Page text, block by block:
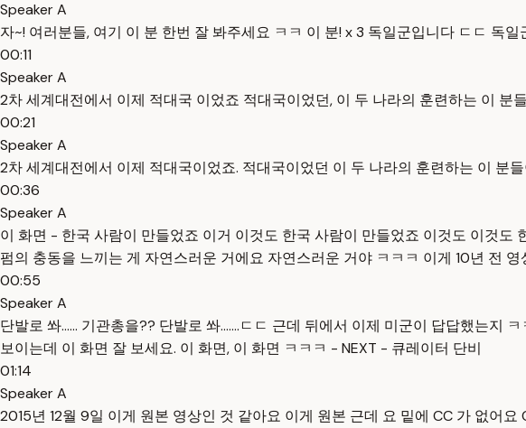
Speaker A
자~! 여러분들, 여기 이 분 한번 잘 봐주세요 ㅋㅋ 이 분! x 3 독일군입니다 ㄷㄷ 독
00:11
Speaker A
2차 세계대전에서 이제 적대국 이었죠 적대국이었던, 이 두 나라의 훈련하는 이
00:21
Speaker A
2차 세계대전에서 이제 적대국이었죠. 적대국이었던 이 두 나라의 훈련하는 이 분
00:36
Speaker A
이 화면 - 한국 사람이 만들었죠 이거 이것도 한국 사람이 만들었죠 이것도 이것
펌의 충동을 느끼는 게 자연스러운 거에요 자연스러운 거야 ㅋㅋㅋ 이게 10년 전
00:55
Speaker A
단발로 쏴...... 기관총을?? 단발로 쏴.......ㄷㄷ 근데 뒤에서 이제 미군이 답답했는지
보이는데 이 화면 잘 보세요. 이 화면, 이 화면 ㅋㅋㅋ - NEXT - 큐레이터 단비
01:14
Speaker A
2015년 12월 9일 이게 원본 영상인 것 같아요 이게 원본 근데 요 밑에 CC 가 없어